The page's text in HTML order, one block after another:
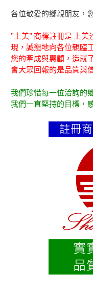
各位敬愛的鄉親朋友，
"上美" 商標註冊是 上美
現，誠懇地向各位親臨
您的牽成與惠顧，造就
會大眾回報的是品質與
我們珍惜每一位洽詢的
我們一直堅持的目標，